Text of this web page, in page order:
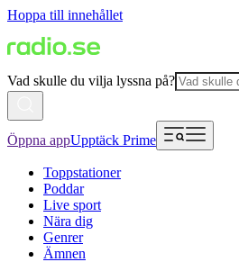
Hoppa till innehållet
Vad skulle du vilja lyssna på?
Öppna appUpptäck Prime
Toppstationer
Poddar
Live sport
Nära dig
Genrer
Ämnen